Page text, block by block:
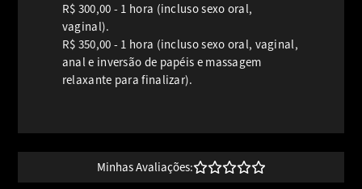
R$ 300,00 - 1 hora (incluso sexo oral,
vaginal).
R$ 350,00 - 1 hora (incluso sexo oral, vaginal,
anal e inversão de papéis e massagem
relaxante para finalizar).
Minhas Avaliações: